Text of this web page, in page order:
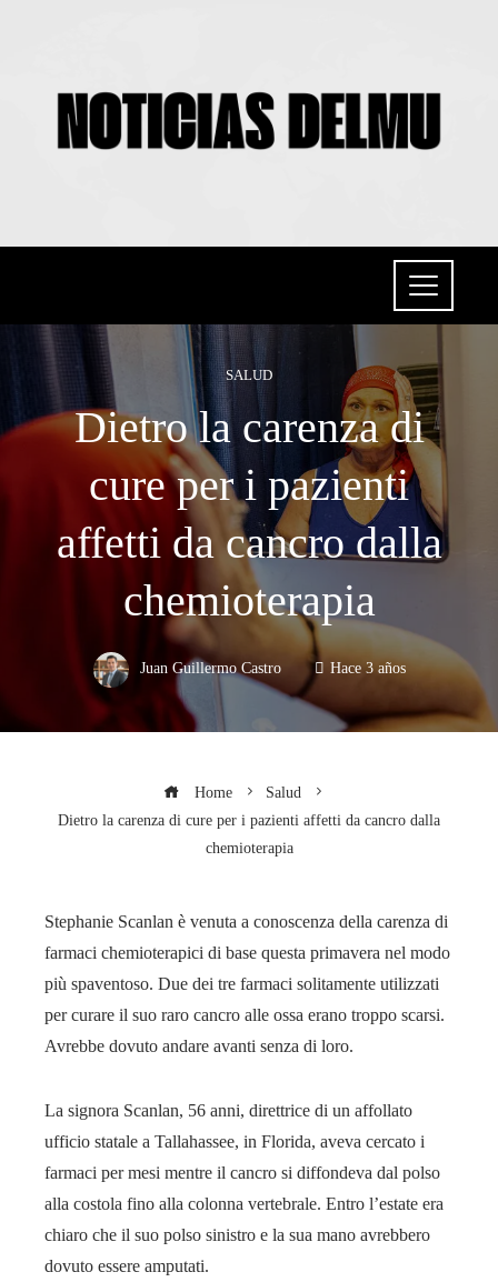
SALUD
Dietro la carenza di
cure per i pazienti
affetti da cancro dalla
chemioterapia
Juan Guillermo Castro Hace 3 años
Home
Salud
Dietro la carenza di cure per i pazienti affetti da cancro dalla
chemioterapia
Stephanie Scanlan è venuta a conoscenza della carenza di
farmaci chemioterapici di base questa primavera nel modo
più spaventoso. Due dei tre farmaci solitamente utilizzati
per curare il suo raro cancro alle ossa erano troppo scarsi.
Avrebbe dovuto andare avanti senza di loro.
La signora Scanlan, 56 anni, direttrice di un affollato
ufficio statale a Tallahassee, in Florida, aveva cercato i
farmaci per mesi mentre il cancro si diffondeva dal polso
alla costola fino alla colonna vertebrale. Entro l’estate era
chiaro che il suo polso sinistro e la sua mano avrebbero
dovuto essere amputati.